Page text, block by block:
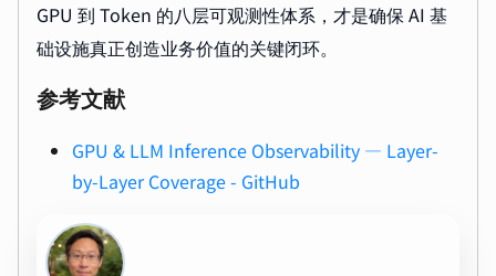
GPU 到 Token 的八层可观测性体系，才是确保 AI 基
础设施真正创造业务价值的关键闭环。
参考文献
GPU & LLM Inference Observability — Layer-
by-Layer Coverage - GitHub